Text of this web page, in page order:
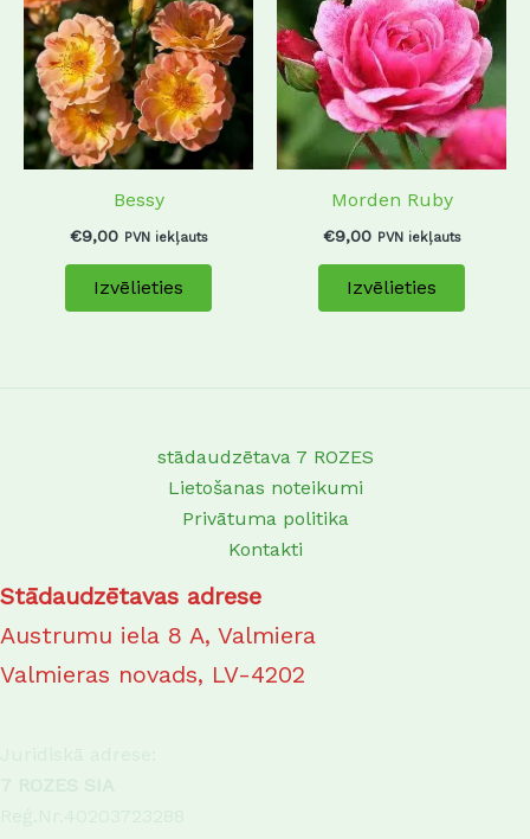
Bessy
€9,00 PVN iekļauts
Izvēlieties
has
multiple
variants.
The
options
may
on
Morden Ruby
€9,00 PVN iekļauts
Izvēlieties
has
The
options
may
on
stādaudzētava 7 ROZES
Lietošanas noteikumi
Privātuma politika
Kontakti
Stādaudzētavas adrese
Austrumu iela 8 A, Valmiera
Valmieras novads, LV-4202